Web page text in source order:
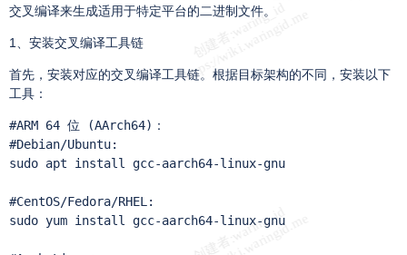
交叉编译来生成适用于特定平台的二进制文件。
1、安装交叉编译工具链
首先，安装对应的交叉编译工具链。根据目标架构的不同，安装以下
工具：
#ARM 64 位 (AArch64)：
#Debian/Ubuntu:
sudo apt install gcc-aarch64-linux-gnu
#CentOS/Fedora/RHEL:
sudo yum install gcc-aarch64-linux-gnu